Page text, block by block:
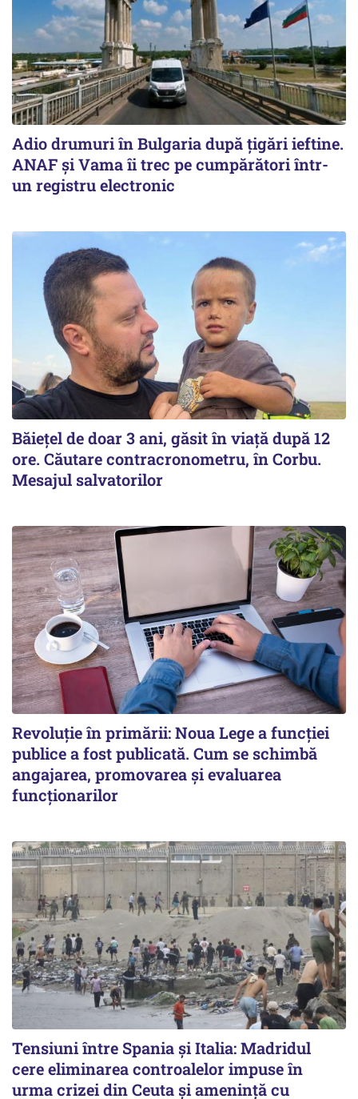
Adio drumuri în Bulgaria după țigări ieftine.
ANAF și Vama îi trec pe cumpărători într-
un registru electronic
Băiețel de doar 3 ani, găsit în viață după 12
ore. Căutare contracronometru, în Corbu.
Mesajul salvatorilor
Revoluție în primării: Noua Lege a funcției
publice a fost publicată. Cum se schimbă
angajarea, promovarea și evaluarea
funcționarilor
Tensiuni între Spania și Italia: Madridul
cere eliminarea controalelor impuse în
urma crizei din Ceuta și amenință cu